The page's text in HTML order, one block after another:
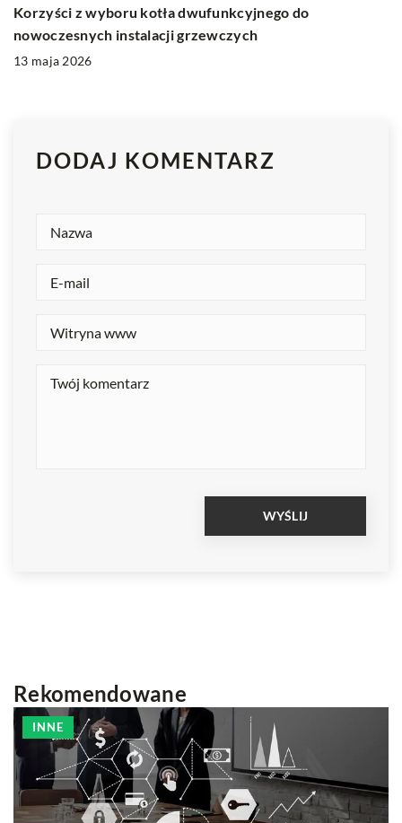
Korzyści z wyboru kotła dwufunkcyjnego do
nowoczesnych instalacji grzewczych
13 maja 2026
DODAJ KOMENTARZ
Rekomendowane
INNE